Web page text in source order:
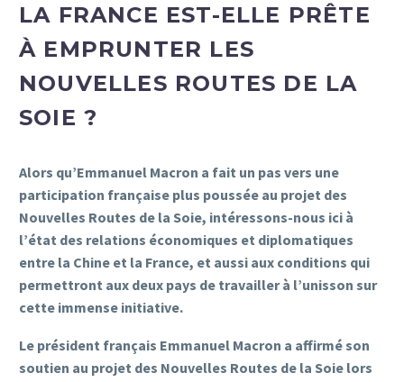
LA FRANCE EST-ELLE PRÊTE
À EMPRUNTER LES
NOUVELLES ROUTES DE LA
SOIE ?
Alors qu’Emmanuel Macron a fait un pas vers une
participation française plus poussée au projet des
Nouvelles Routes de la Soie, intéressons-nous ici à
l’état des relations économiques et diplomatiques
entre la Chine et la France, et aussi aux conditions qui
permettront aux deux pays de travailler à l’unisson sur
cette immense initiative.
Le président français Emmanuel Macron a affirmé son
soutien au projet des Nouvelles Routes de la Soie lors